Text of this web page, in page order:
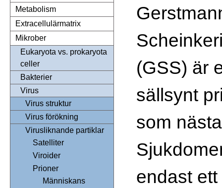
Metabolism
Extracellulärmatrix
Mikrober
Eukaryota vs. prokaryota
celler
Bakterier
Virus
Virus struktur
Virus förökning
Virusliknande partiklar
Satelliter
Viroider
Prioner
Människans
(GSS) är
sällsynt
som
endast